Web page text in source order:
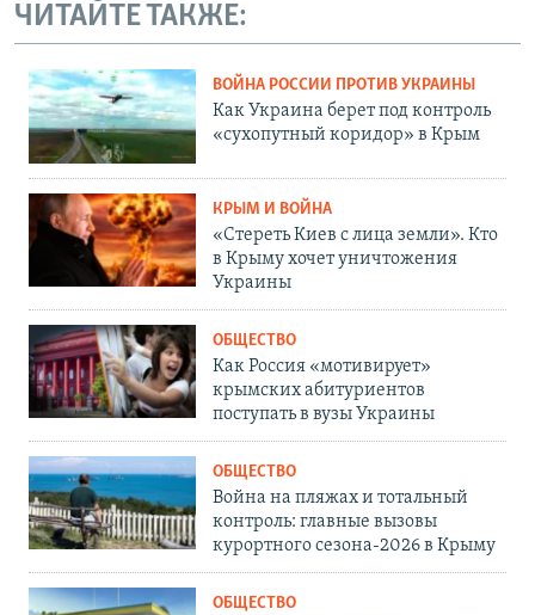
ЧИТАЙТЕ ТАКЖЕ:
ВОЙНА РОССИИ ПРОТИВ УКРАИНЫ
Как Украина берет под контроль
«сухопутный коридор» в Крым
КРЫМ И ВОЙНА
«Стереть Киев с лица земли». Кто
в Крыму хочет уничтожения
Украины
ОБЩЕСТВО
Как Россия «мотивирует»
крымских абитуриентов
поступать в вузы Украины
ОБЩЕСТВО
Война на пляжах и тотальный
контроль: главные вызовы
курортного сезона-2026 в Крыму
ОБЩЕСТВО